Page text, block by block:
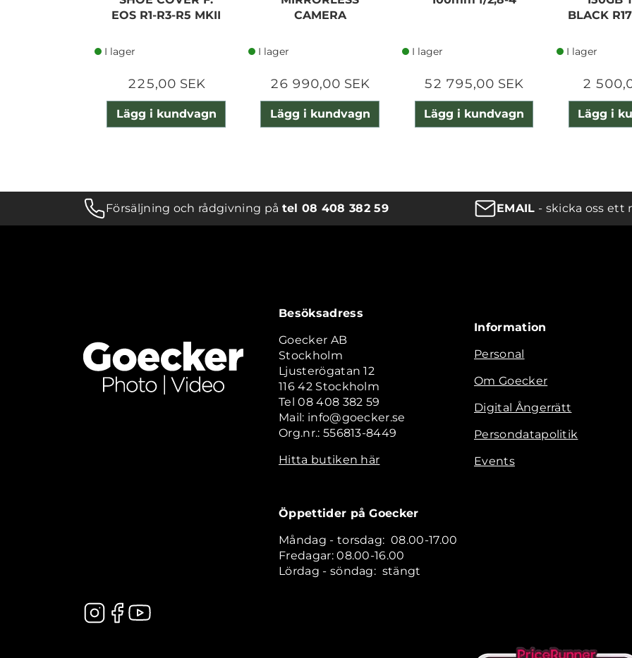
EOS R1-R3-R5 MKII
I lager
225,00 SEK
Lägg i kundvagn
CAMERA
I lager
26 990,00 SEK
Lägg i kundvagn
I lager
52 795,00 SEK
Lägg i kundvagn
BLACK
I lager
2
Lägg i
Försäljning och rådgivning på tel 08 408 382 59 EMAIL - skicka oss ett
Besöksadress
Goecker AB
Stockholm
Ljusterögatan 12
116 42 Stockholm
Tel 08 408 382 59
Mail: info@goecker.se
Org.nr.: 556813-8449
Hitta butiken här
Öppettider på Goecker
Måndag - torsdag: 08.00-17.00
Fredagar: 08.00-16.00
Lördag - söndag: stängt
Information
Personal
Om Goecker
Digital Ångerrätt
Persondatapolitik
Events